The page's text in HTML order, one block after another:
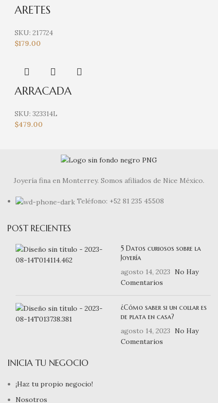
ARETES
SKU: 217724
$179.00
ARRACADA
SKU: 323314L
$479.00
Joyería fina en Monterrey. Somos afiliados de Nice México.
Teléfono: +52 81 235 45508
POST RECIENTES
5 Datos curiosos sobre la
Joyería
agosto 14, 2023
No Hay
Comentarios
¿Cómo saber si un collar es
de plata en casa?
agosto 14, 2023
No Hay
Comentarios
INICIA TU NEGOCIO
¡Haz tu propio negocio!
Nosotros